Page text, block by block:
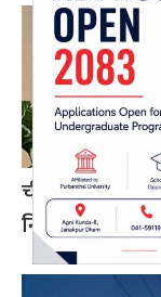
चीन–दक्षिण
निर्वाह गर्न सक्छ: